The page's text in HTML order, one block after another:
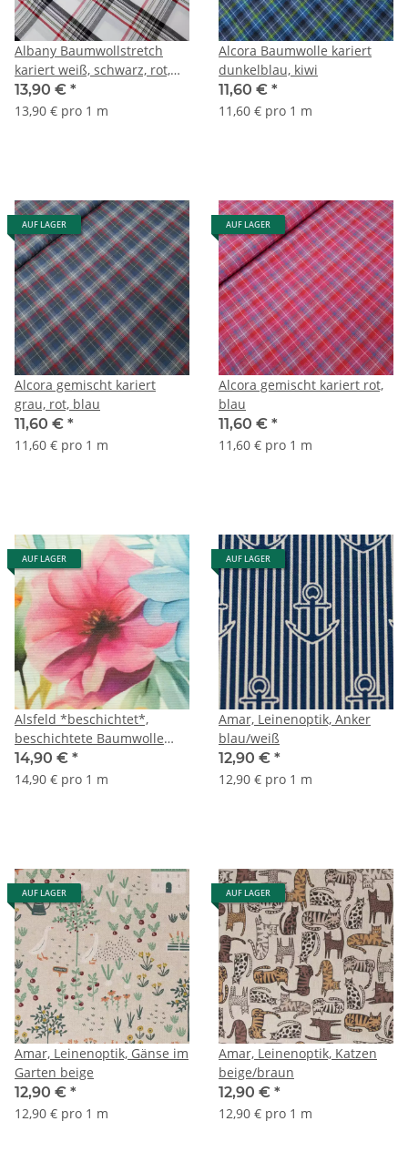
Albany Baumwollstretch
kariert weiß, schwarz, rot,
grün
13,90 € *
13,90 € pro 1 m
Alcora Baumwolle kariert
dunkelblau, kiwi
11,60 € *
11,60 € pro 1 m
AUF LAGER
Alcora gemischt kariert
grau, rot, blau
11,60 € *
11,60 € pro 1 m
AUF LAGER
Alcora gemischt kariert rot,
blau
11,60 € *
11,60 € pro 1 m
AUF LAGER
Alsfeld *beschichtet*,
beschichtete Baumwolle
Blumen, apricot/flieder/blau
14,90 € *
14,90 € pro 1 m
AUF LAGER
Amar, Leinenoptik, Anker
blau/weiß
12,90 € *
12,90 € pro 1 m
AUF LAGER
Amar, Leinenoptik, Gänse im
Garten beige
12,90 € *
12,90 € pro 1 m
AUF LAGER
Amar, Leinenoptik, Katzen
beige/braun
12,90 € *
12,90 € pro 1 m